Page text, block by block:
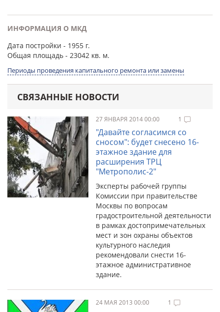
ИНФОРМАЦИЯ О МКД
Дата постройки - 1955 г.
Общая площадь - 23042 кв. м.
Периоды проведения капитального ремонта или замены
СВЯЗАННЫЕ НОВОСТИ
27 ЯНВАРЯ 2014 00:00 1
"Давайте согласимся со
сносом": будет снесено 16-
этажное здание для
расширения ТРЦ
"Метрополис-2"
Эксперты рабочей группы
Комиссии при правительстве
Москвы по вопросам
градостроительной деятельности
в рамках достопримечательных
мест и зон охраны объектов
культурного наследия
рекомендовали снести 16-
этажное административное
здание.
24 МАЯ 2013 00:00 1